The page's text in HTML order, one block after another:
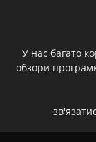
У нас багато
обзори